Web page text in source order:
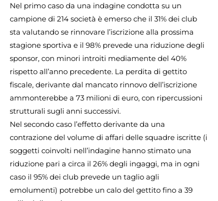
Nel primo caso da una indagine condotta su un
campione di 214 società è emerso che il 31% dei club
sta valutando se rinnovare l’iscrizione alla prossima
stagione sportiva e il 98% prevede una riduzione degli
sponsor, con minori introiti mediamente del 40%
rispetto all’anno precedente. La perdita di gettito
fiscale, derivante dal mancato rinnovo dell’iscrizione
ammonterebbe a 73 milioni di euro, con ripercussioni
strutturali sugli anni successivi.
Nel secondo caso l’effetto derivante da una
contrazione del volume di affari delle squadre iscritte (i
soggetti coinvolti nell’indagine hanno stimato una
riduzione pari a circa il 26% degli ingaggi, ma in ogni
caso il 95% dei club prevede un taglio agli
emolumenti) potrebbe un calo del gettito fino a 39